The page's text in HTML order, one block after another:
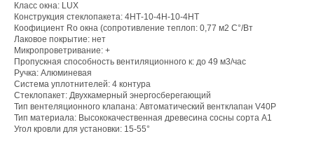
Класс окна: LUX
Конструкция стеклопакета: 4НТ-10-4Н-10-4НТ
Коофициент Ro окна (сопротивление теплоп: 0,77 м2 С°/Вт
Лаковое покрытие: нет
Микропроветривание: +
Пропускная способность вентиляционного к: до 49 м3/час
Ручка: Алюминевая
Система уплотнителей: 4 контура
Стеклопакет: Двухкамерный энергосберегающий
Тип вентеляционного клапана: Автоматический вентклапан V40P
Тип материала: Высококачественная древесина сосны сорта А1
Угол кровли для установки: 15-55°